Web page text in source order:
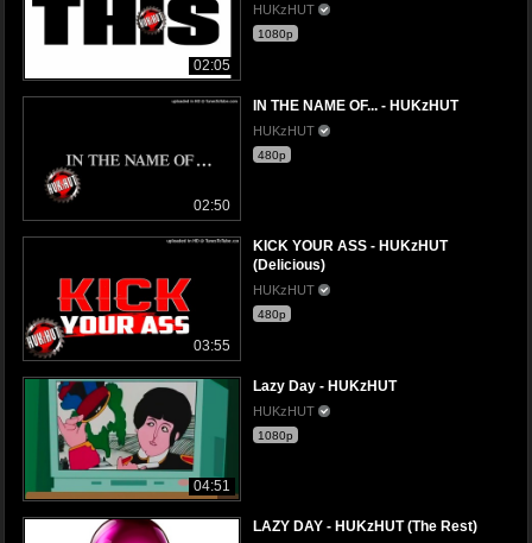
02:05
HUKzHUT
1080p
02:50
IN THE NAME OF... - HUKzHUT
HUKzHUT
480p
03:55
KICK YOUR ASS - HUKzHUT
(Delicious)
HUKzHUT
480p
04:51
Lazy Day - HUKzHUT
HUKzHUT
1080p
LAZY DAY - HUKzHUT (The Rest)